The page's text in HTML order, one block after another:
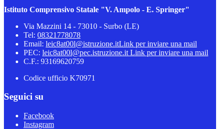
Istituto Comprensivo Statale "V. Ampolo - E. Springer"
Via Mazzini 14 - 73010 - Surbo (LE)
Tel: 08321778078
Email: leic8at00l@istruzione.itLink per inviare una mail
PEC: leic8at00l@pec.istruzione.it Link per inviare una mail
C.F.: 93169620759
Codice ufficio K70971
Seguici su
Facebook
Instagram